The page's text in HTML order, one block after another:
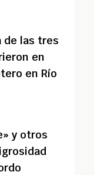
de las tres
en
en Río
y otros